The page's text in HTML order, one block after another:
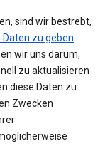
sind wir bestrebt,
zu geben.
wir uns darum,
zu aktualisieren
diese Daten zu
Zwecken